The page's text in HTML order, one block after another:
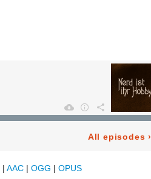
All episodes ›
| AAC | OGG | OPUS